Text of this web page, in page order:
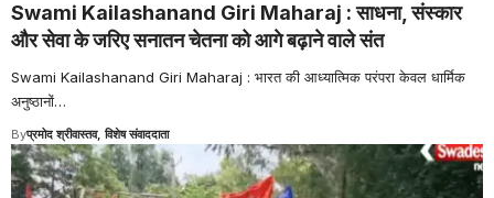
Swami Kailashanand Giri Maharaj : साधना, संस्कार
और सेवा के जरिए सनातन चेतना को आगे बढ़ाने वाले संत
Swami Kailashanand Giri Maharaj : भारत की आध्यात्मिक परंपरा केवल धार्मिक
अनुष्ठानों…
Byप्रमोद श्रीवास्तव, विशेष संवाददाता